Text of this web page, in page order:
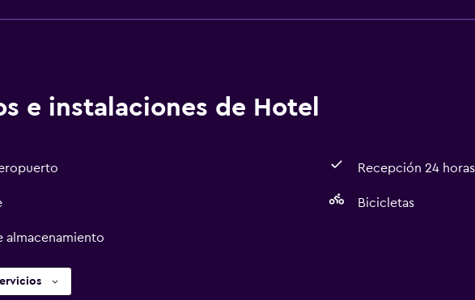
e instalaciones de Hotel
Recepción 24 horas
Bicicletas
almacenamiento